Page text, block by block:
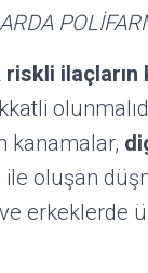
ilaçların
kanamalar,
ile oluşan
erkeklerde